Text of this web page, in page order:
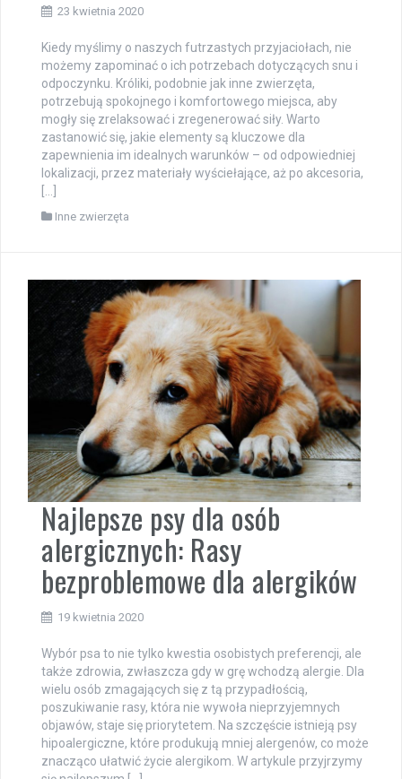
23 kwietnia 2020
Kiedy myślimy o naszych futrzastych przyjaciołach, nie
możemy zapominać o ich potrzebach dotyczących snu i
odpoczynku. Króliki, podobnie jak inne zwierzęta,
potrzebują spokojnego i komfortowego miejsca, aby
mogły się zrelaksować i zregenerować siły. Warto
zastanowić się, jakie elementy są kluczowe dla
zapewnienia im idealnych warunków – od odpowiedniej
lokalizacji, przez materiały wyściełające, aż po akcesoria,
Inne zwierzęta
Najlepsze psy dla osób
alergicznych: Rasy
bezproblemowe dla alergików
19 kwietnia 2020
Wybór psa to nie tylko kwestia osobistych preferencji, ale
także zdrowia, zwłaszcza gdy w grę wchodzą alergie. Dla
wielu osób zmagających się z tą przypadłością,
poszukiwanie rasy, która nie wywoła nieprzyjemnych
objawów, staje się priorytetem. Na szczęście istnieją psy
hipoalergiczne, które produkują mniej alergenów, co może
znacząco ułatwić życie alergikom. W artykule przyjrzymy